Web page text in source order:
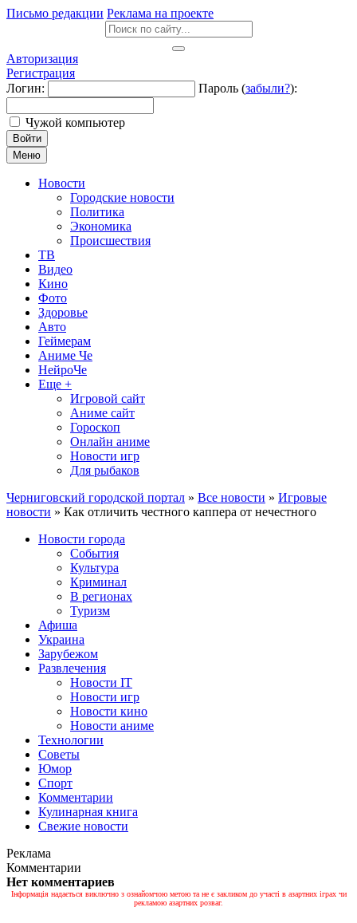
Письмо редакции Реклама на проекте
Авторизация
Регистрация
Логин:
Пароль (забыли?):
Чужой компьютер
Войти
Меню
Новости
Городские новости
Политика
Экономика
Происшествия
ТВ
Видео
Кино
Фото
Здоровье
Авто
Геймерам
Аниме Че
НейроЧе
Еще +
Игровой сайт
Аниме сайт
Гороскоп
Онлайн аниме
Новости игр
Для рыбаков
Черниговский городской портал » Все новости » Игровые
новости » Как отличить честного каппера от нечестного
Новости города
События
Культура
Криминал
В регионах
Туризм
Афиша
Украина
Зарубежом
Развлечения
Новости IT
Новости игр
Новости кино
Новости аниме
Технологии
Советы
Юмор
Спорт
Комментарии
Кулинарная книга
Свежие новости
Реклама
Комментарии
Нет комментариев
Інформація надається виключно з ознайомчою метою та не є закликом до участі в азартних іграх чи
рекламою азартних розваг.